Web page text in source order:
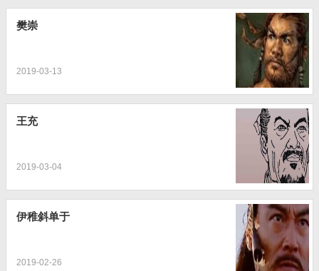
樊崇
2019-03-13
王充
2019-03-04
伊稚斜单于
2019-02-26